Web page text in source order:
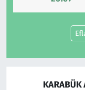
KARABÜK
Süleymanpaşa